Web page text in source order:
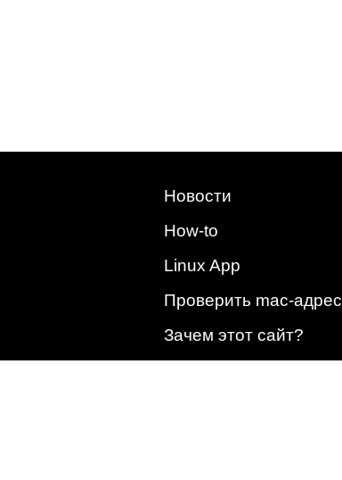
Новости
How-to
Linux App
Проверить mac-адрес
Зачем этот сайт?